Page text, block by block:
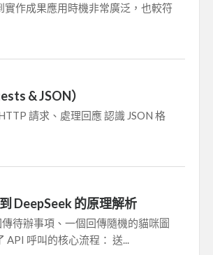
作成果應用時機非常廣泛，也較符
& JSON）
請求、處理回應 認識 JSON 格
DeepSeek 的原理解析
待辦事項、一個回傳隨機的貓咪圖
呼叫的核心流程： 送...